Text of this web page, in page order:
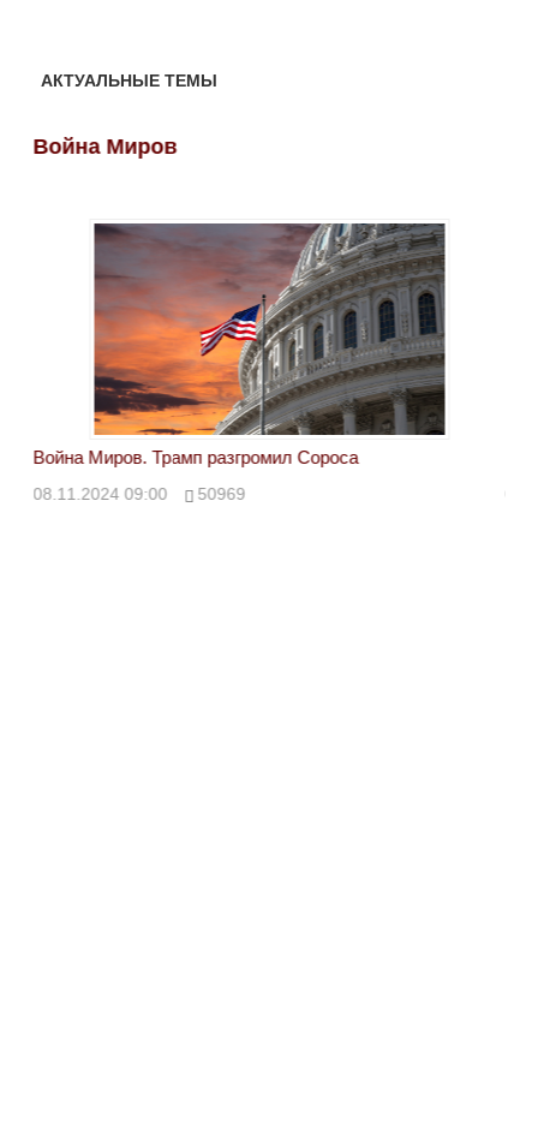
АКТУАЛЬНЫЕ ТЕМЫ
Война Миров
Война Миров. Трамп разгромил Сороса
08.11.2024 09:00 50969